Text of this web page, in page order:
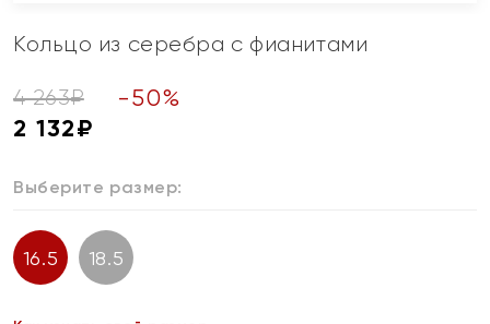
Кольцо из серебра с фианитами
4 263₽ -50%
2 132₽
Выберите размер:
16.5 18.5